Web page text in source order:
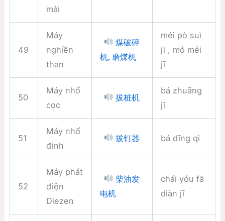
mài
49
Máy
nghiền
than
煤破碎
机, 磨煤机
méi pò suì
jī , mó méi
jī
50
Máy nhổ
cọc
拔桩机
bá zhuāng
jī
51
Máy nhổ
đinh
拔钉器 bá dīng qì
52
Máy phát
điện
Diezen
柴油发
电机
chái yóu fā
diàn jī